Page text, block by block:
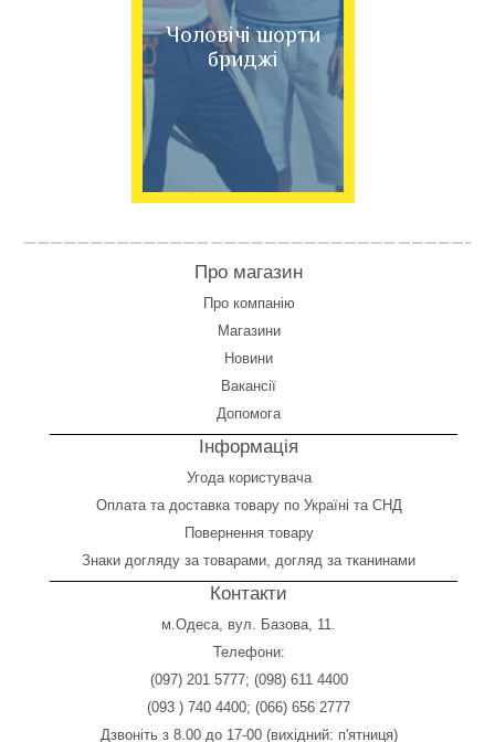
Чоловічі шорти
бриджі
Про магазин
Про компанію
Магазини
Новини
Вакансії
Допомога
Інформація
Угода користувача
Оплата та доставка товару по Україні та СНД
Повернення товару
Знаки догляду за товарами, догляд за тканинами
Контакти
м.Одеса, вул. Базова, 11.
Телефони:
(097) 201 5777; (098) 611 4400
(093 ) 740 4400; (066) 656 2777
Дзвоніть з 8.00 до 17-00 (вихідний: п'ятниця)